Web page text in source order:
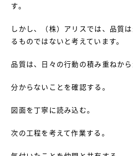
す。
しかし、（株）アリスでは、品質
るものではないと考えています。
品質は、日々の行動の積み重ねから
分からないことを確認する。
図面を丁寧に読み込む。
次の工程を考えて作業する。